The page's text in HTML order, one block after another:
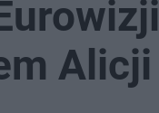
Alicji